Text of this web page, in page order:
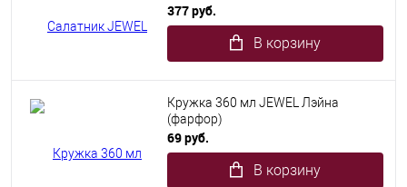
377 руб.
В корзину
Кружка 360 мл JEWEL Лэйна
(фарфор)
69 руб.
В корзину